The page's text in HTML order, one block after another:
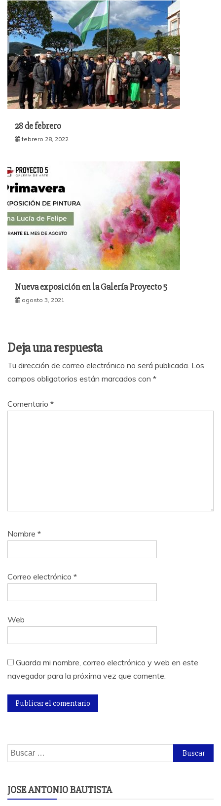
28 de febrero
febrero 28, 2022
Nueva exposición en la Galería Proyecto 5
agosto 3, 2021
Deja una respuesta
Tu dirección de correo electrónico no será publicada. Los
campos obligatorios están marcados con *
Comentario *
Nombre *
Correo electrónico *
Web
Guarda mi nombre, correo electrónico y web en este
navegador para la próxima vez que comente.
Buscar:
JOSE ANTONIO BAUTISTA